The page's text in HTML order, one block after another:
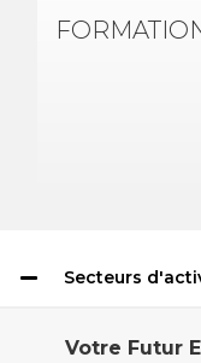
Secteurs
Votre Futur